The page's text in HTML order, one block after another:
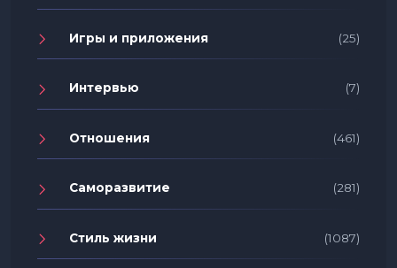
Игры и приложения (25)
Интервью (7)
Отношения (461)
Саморазвитие (281)
Стиль жизни (1087)